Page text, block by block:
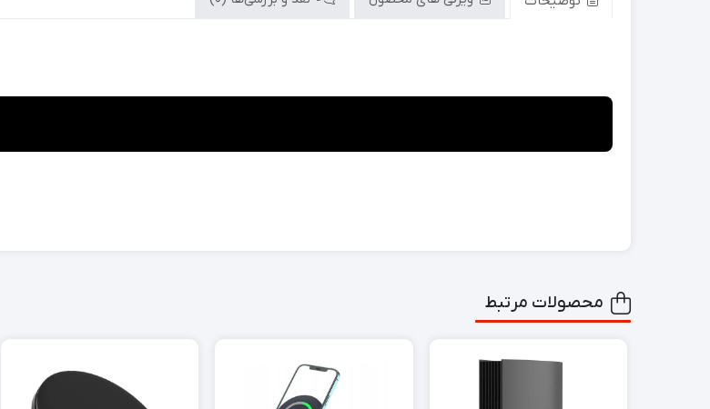
محصولات مرتبط